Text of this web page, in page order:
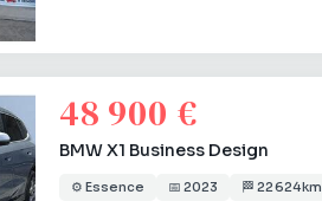
48 900 €
BMW X1 Business Design
⚙️ Essence 📅 2023 🏁 22 624 km